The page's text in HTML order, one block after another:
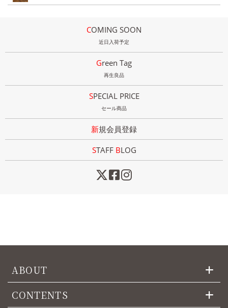
COMING SOON
近日入荷予定
Green Tag
再生良品
SPECIAL PRICE
セール商品
新規会員登録
STAFF BLOG
ABOUT
CONTENTS